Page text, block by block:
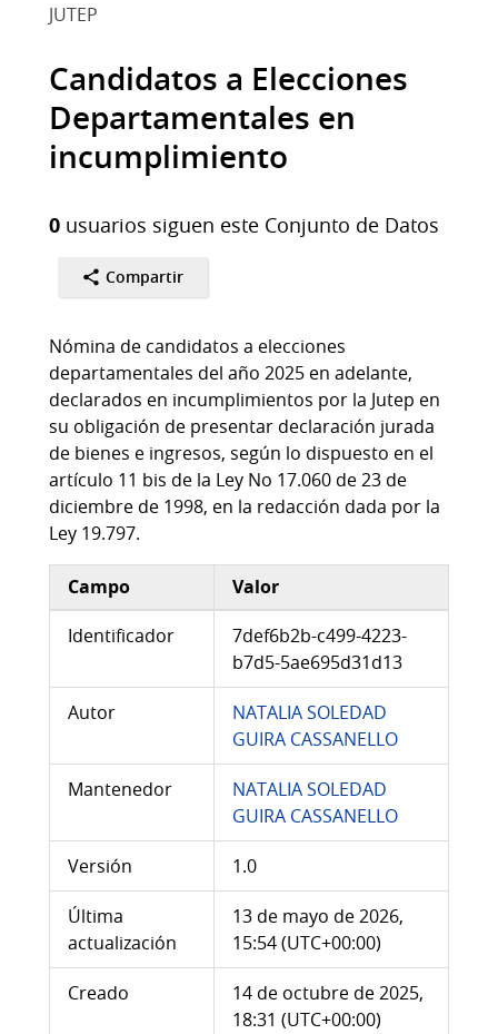
JUTEP
Candidatos a Elecciones
Departamentales en
incumplimiento
0 usuarios siguen este Conjunto de Datos
Compartir
Nómina de candidatos a elecciones
departamentales del año 2025 en adelante,
declarados en incumplimientos por la Jutep en
su obligación de presentar declaración jurada
de bienes e ingresos, según lo dispuesto en el
artículo 11 bis de la Ley No 17.060 de 23 de
diciembre de 1998, en la redacción dada por la
Ley 19.797.
Campo
Valor
Identificador
7def6b2b-c499-4223-
b7d5-5ae695d31d13
Autor
NATALIA SOLEDAD
GUIRA CASSANELLO
Mantenedor
NATALIA SOLEDAD
GUIRA CASSANELLO
Versión 1.0
Última
actualización
13 de mayo de 2026,
15:54 (UTC+00:00)
Creado
14 de octubre de 2025,
18:31 (UTC+00:00)